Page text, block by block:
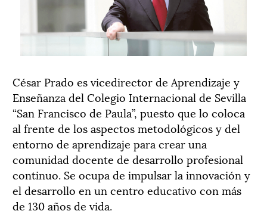
César Prado es vicedirector de Aprendizaje y
Enseñanza del Colegio Internacional de Sevilla
“San Francisco de Paula”, puesto que lo coloca
al frente de los aspectos metodológicos y del
entorno de aprendizaje para crear una
comunidad docente de desarrollo profesional
continuo. Se ocupa de impulsar la innovación y
el desarrollo en un centro educativo con más
de 130 años de vida.